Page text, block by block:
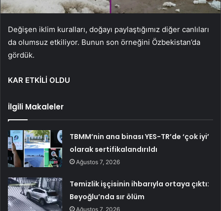
Değişen iklim kuralları, doğayı paylaştığımız diğer canlıları
da olumsuz etkiliyor. Bunun son örneğini Özbekistan’da
gördük.
KAR ETKİLİ OLDU
İlgili Makaleler
TBMM’nin ana binası YES-TR’de ‘çok iyi’
olarak sertifikalandırıldı
Ağustos 7, 2026
Temizlik işçisinin ihbarıyla ortaya çıktı:
Beyoğlu’nda sır ölüm
Ağustos 7, 2026